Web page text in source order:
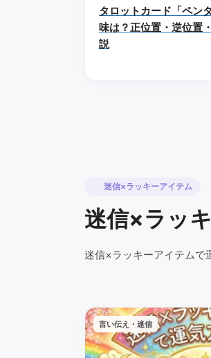
タロットカード「ペン
味は？正位置・逆位置
説
迷信×ラッキーアイテム
迷信×ラッ
迷信×ラッキーアイテムで
言い伝え・迷信